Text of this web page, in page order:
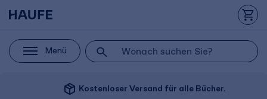
Menü
package_2 Kostenloser Versand für alle Bücher.